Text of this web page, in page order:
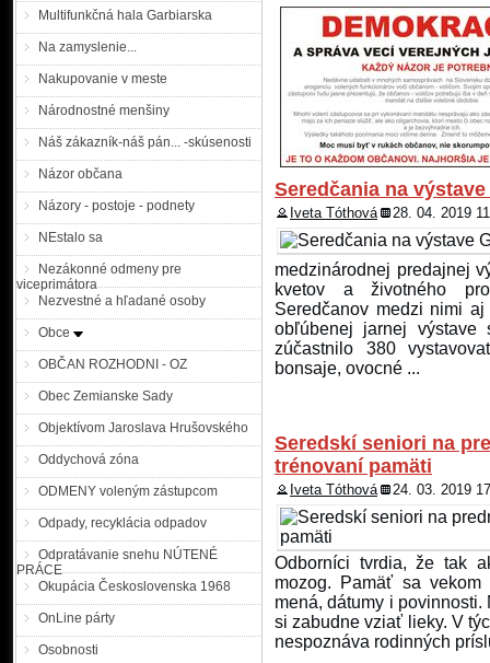
Multifunkčná hala Garbiarska
Na zamyslenie...
Nakupovanie v meste
Národnostné menšiny
Náš zákazník-náš pán... -skúsenosti
Názor občana
Názory - postoje - podnety
NEstalo sa
Nezákonné odmeny pre
viceprimátora
Nezvestné a hľadané osoby
Obce
OBČAN ROZHODNI - OZ
Obec Zemianske Sady
Objektívom Jaroslava Hrušovského
Oddychová zóna
ODMENY voleným zástupcom
Odpady, recyklácia odpadov
Odpratávanie snehu NÚTENÉ
PRÁCE
Okupácia Československa 1968
OnLine párty
Osobnosti
Polícia sa obracia na
pátraní po hľadaných
KRPZ Trnava |MM|
rozhodnutie, na základe
v mieste trvalého
známy. Muž je 171-175
Druhým hľadaným je 45
Polícia žiada
osobách
KRPZ Trnava |MM|
svojho bydliska sa
predpoklad, že sa
na časový odstup ...
Polícia povoľuje
Prezídium PZ SR |MM|
štvrtok, 5. júla 2018,
vozidlá. Výnimka platí
rýchlostných
medzinárodnú
republiky zo susedných
Seredčania na
Iveta Tóthová 28. 04. 2019
medzinárodnej predajnej
kvetov a životného
Seredčanov medzi nimi
obľúbenej jarnej výstave
zúčastnilo 380
bonsaje, ovocné ...
Seredskí seniori na
trénovaní pamäti
Iveta Tóthová 24. 03. 2019
Odborníci tvrdia, že tak
mozog. Pamäť sa
mená, dátumy i
si zabudne vziať lieky. V
nespoznáva rodinných